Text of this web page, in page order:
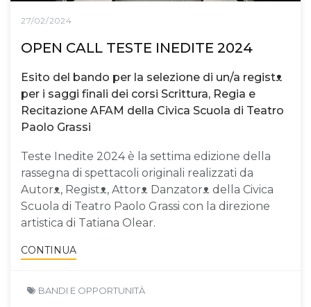
27/02/2024
OPEN CALL TESTE INEDITE 2024
Esito del bando per la selezione di un/a registᴥ
per i saggi finali dei corsi Scrittura, Regia e
Recitazione AFAM della Civica Scuola di Teatro
Paolo Grassi
Teste Inedite 2024 è la settima edizione della
rassegna di spettacoli originali realizzati da
Autorᴥ, Registᴥ, Attorᴥ Danzatorᴥ della Civica
Scuola di Teatro Paolo Grassi con la direzione
artistica di Tatiana Olear.
CONTINUA
BANDI E OPPORTUNITÀ